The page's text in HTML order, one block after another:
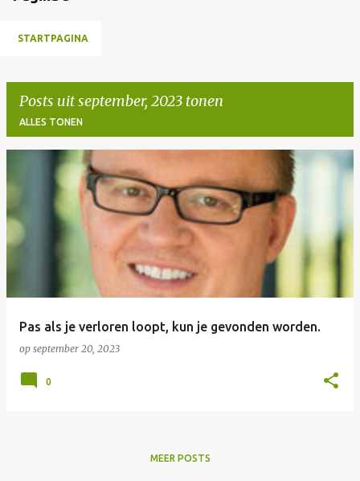
STARTPAGINA
Posts uit september, 2023 tonen
ALLES TONEN
P
o
s
t
s
Pas als je verloren loopt, kun je gevonden worden.
op september 20, 2023
0
MEER POSTS